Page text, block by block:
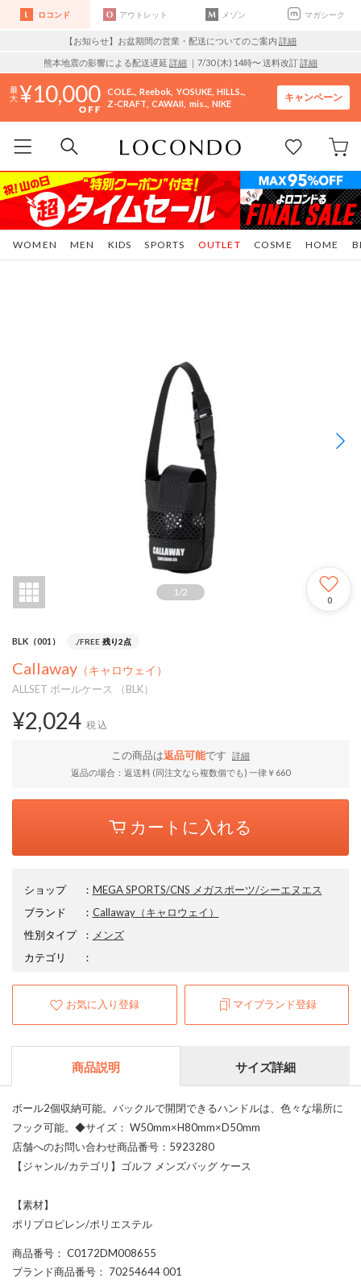
ロコンド アウトレット メゾン マガシーク
【お知らせ】お盆期間の営業・配送についてのご案内 詳細
熊本地震の影響による配送遅延 詳細 ｜7/30 (木) 14時〜 送料改訂詳細
10,000 COLE.. Reebok YOSUKE HILLS..
Z-CRAFT CAWAII mis.. NIKE
キャンペーン
WOMEN MEN KIDS SPORTS COSME HOME
OUTLET
1 /2
0
BLK（001） ./FREE 残り2点
Callaway （キャロウェイ）
ALLSET ボールケース （BLK）
¥2,024 税込
この商品は返品可能です
詳細
返品の場合：返送料 (同注文なら複数個でも) 一律￥660
カートに入れる
ショップ ： MEGA SPORTS/CNS メガスポーツ/シーエヌエス
ブランド
： Callaway（キャロウェイ）
性別タイプ
： メンズ
カテゴリ
：
お気に入り登録 マイブランド登録
商品説明 サイズ詳細
ボール2個収納可能。バックルで開閉できるハンドルは、色々な場所に
フック可能。◆サイズ： W50mm×H80mm×D50mm
店舗へのお問い合わせ商品番号：5923280
【ジャンル/カテゴリ】ゴルフ メンズバッグ ケース
【素材】
ポリプロピレン/ポリエステル
商品番号 ： C0172DM008655
ブランド商品番号 ： 70254644 001